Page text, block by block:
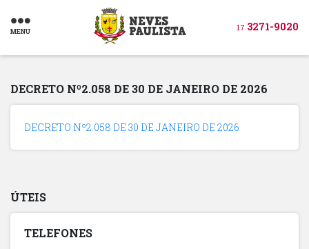
MENU 17 3271-9020
DECRETO Nº2.058 DE 30 DE JANEIRO DE 2026
DECRETO Nº2.058 DE 30 DE JANEIRO DE 2026
ÚTEIS
TELEFONES